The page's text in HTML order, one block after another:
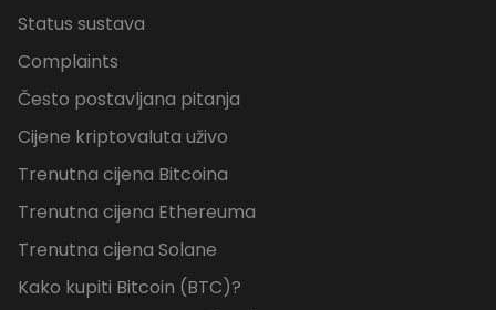
Status sustava
Complaints
Često postavljana pitanja
Cijene kriptovaluta uživo
Trenutna cijena Bitcoina
Trenutna cijena Ethereuma
Trenutna cijena Solane
Kako kupiti Bitcoin (BTC)?